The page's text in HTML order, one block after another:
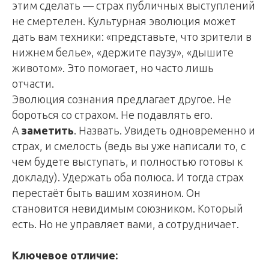
этим сделать — страх публичных выступлений
не смертелен. Культурная эволюция может
дать вам техники: «представьте, что зрители в
нижнем белье», «держите паузу», «дышите
животом». Это помогает, но часто лишь
отчасти.
Эволюция сознания предлагает другое. Не
бороться со страхом. Не подавлять его.
А заметить. Назвать. Увидеть одновременно и
страх, и смелость (ведь вы уже написали то, с
чем будете выступать, и полностью готовы к
докладу). Удержать оба полюса. И тогда страх
перестаёт быть вашим хозяином. Он
становится невидимым союзником. Который
есть. Но не управляет вами, а сотрудничает.
Ключевое отличие: